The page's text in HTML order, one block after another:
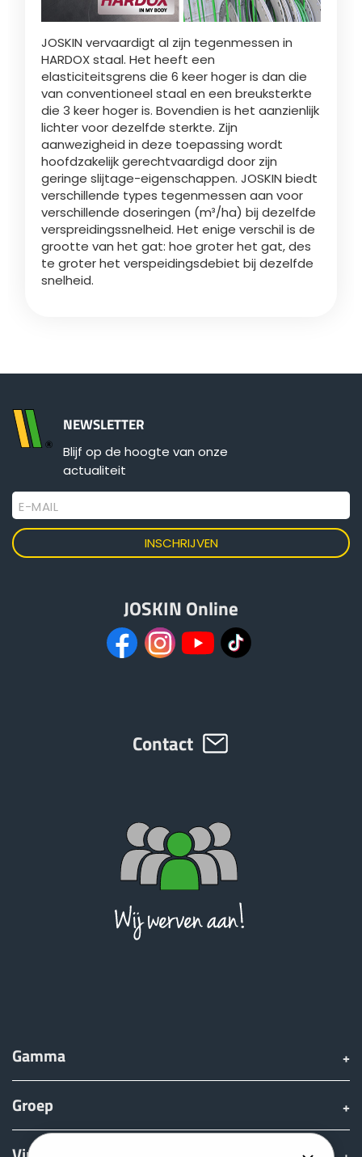
JOSKIN vervaardigt al zijn tegenmessen in
HARDOX staal. Het heeft een
elasticiteitsgrens die 6 keer hoger is dan die
van conventioneel staal en een breuksterkte
die 3 keer hoger is. Bovendien is het aanzienlijk
lichter voor dezelfde sterkte. Zijn
aanwezigheid in deze toepassing wordt
hoofdzakelijk gerechtvaardigd door zijn
geringe slijtage-eigenschappen. JOSKIN biedt
verschillende types tegenmessen aan voor
verschillende doseringen (m³/ha) bij dezelfde
verspreidingssnelheid. Het enige verschil is de
grootte van het gat: hoe groter het gat, des
te groter het verspeidingsdebiet bij dezelfde
snelheid.
NEWSLETTER
Blijf op de hoogte van onze
actualiteit
E-MAIL
JOSKIN Online
Contact
Gamma
Groep